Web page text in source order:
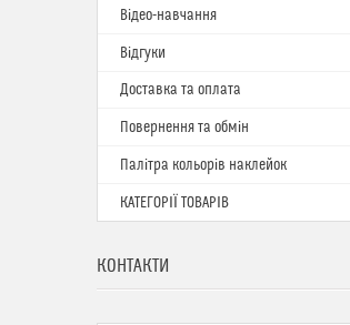
Відео-навчання
Відгуки
Доставка та оплата
Повернення та обмін
Палітра кольорів наклейок
КАТЕГОРІЇ ТОВАРІВ
КОНТАКТИ